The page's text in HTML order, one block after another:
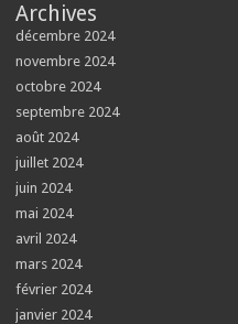
Archives
décembre 2024
novembre 2024
octobre 2024
septembre 2024
août 2024
juillet 2024
juin 2024
mai 2024
avril 2024
mars 2024
février 2024
janvier 2024